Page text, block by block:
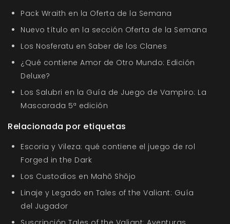
Pack Wraith en la Oferta de la Semana
Nuevo título en la sección Oferta de la Semana
Los Nosferatu en Saber de los Clanes
¿Qué contiene Amor de Otro Mundo: Edición
Deluxe?
Los Salubri en la Guía de Juego de Vampiro: La
Mascarada 5ª edición
Relacionada por etiquetas
Escoria y Vileza: qué contiene el juego de rol
Forged in the Dark
Los Custodios en Mahō Shōjo
Linaje y Legado en Tales of the Valiant: Guía
del Jugador